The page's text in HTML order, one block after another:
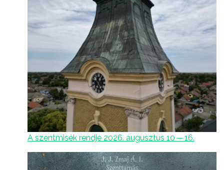
A szentmisék rendje 2026. augusztus 10 ─ 16.